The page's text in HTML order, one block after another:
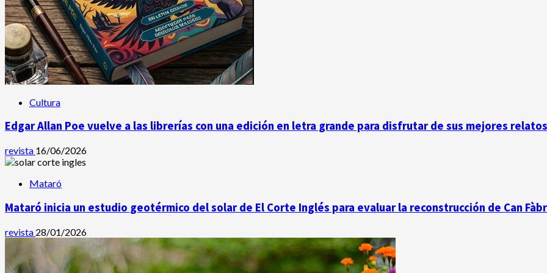
Cultura
Edgar Allan Poe vuelve a las librerías con una edición en letra grande para disfrutar de sus mejores relatos
revista 16/06/2026
Mataró
Mataró inicia un estudio geotérmico del solar de El Corte Inglés para evaluar la reconstrucción de Can
revista 28/01/2026